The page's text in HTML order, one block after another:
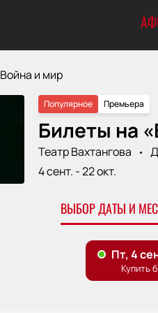
Война и мир
Популярное Премьера
Билеты на
Театр Вахтангова
4 сент. -22 окт.
ВЫБОР ДАТЫ И